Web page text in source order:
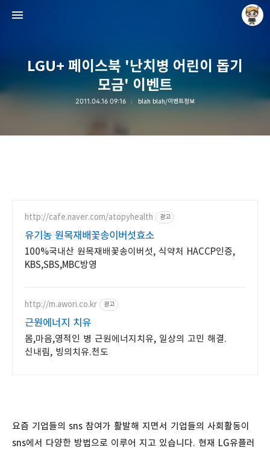
LGU+ 페이스북 '난치병 어린이 돕기
모금' 이벤트
2011.04.16 09:16 blah blah/이벤트정보
http://cafe.naver.com/atopyhealth 광고
유기농 원목재배꽃송이버섯효소
100%국내산 원목재배꽃송이버섯, 식약처 HACCP인증,
KBS,SBS,MBC방영
http://m.awori.co.kr 광고
근원에너지 치유
몸,마음,영적인 병 근원에너지치유, 일상의 고민 해결.
신내림, 빙의치유.천도
요즘 기업들의 sns 참여가 활발해 지면서 기업들의 사회활동이
sns에서 다양한 방법으로 이루어 지고 있습니다. 현재 LG유플러
Raycat : Photo and Story